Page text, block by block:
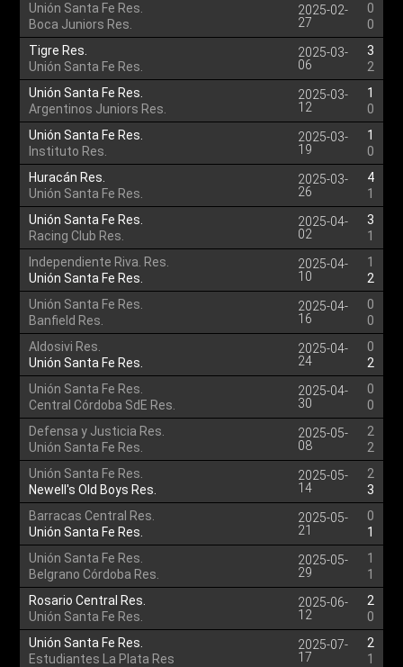
Unión Santa Fe Res.
Boca Juniors Res.
2025-02-
27
0
0
Tigre Res.
Unión Santa Fe Res.
2025-03-
06
3
2
Unión Santa Fe Res.
Argentinos Juniors Res.
2025-03-
12
1
0
Unión Santa Fe Res.
Instituto Res.
2025-03-
19
1
0
Huracán Res.
Unión Santa Fe Res.
2025-03-
26
4
1
Unión Santa Fe Res.
Racing Club Res.
2025-04-
02
3
1
Independiente Riva. Res.
Unión Santa Fe Res.
2025-04-
10
1
2
Unión Santa Fe Res.
Banfield Res.
2025-04-
16
0
0
Aldosivi Res.
Unión Santa Fe Res.
2025-04-
24
0
2
Unión Santa Fe Res.
Central Córdoba SdE Res.
2025-04-
30
0
0
Defensa y Justicia Res.
Unión Santa Fe Res.
2025-05-
08
2
2
Unión Santa Fe Res.
Newell's Old Boys Res.
2025-05-
14
2
3
Barracas Central Res.
Unión Santa Fe Res.
2025-05-
21
0
1
Unión Santa Fe Res.
Belgrano Córdoba Res.
2025-05-
29
1
1
Rosario Central Res.
Unión Santa Fe Res.
2025-06-
12
2
0
Unión Santa Fe Res.
Estudiantes La Plata Res
2025-07-
17
2
1